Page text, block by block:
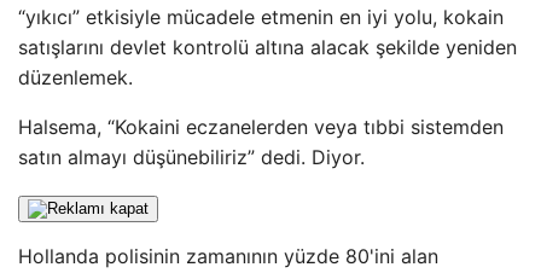
“yıkıcı” etkisiyle mücadele etmenin en iyi yolu, kokain
satışlarını devlet kontrolü altına alacak şekilde yeniden
düzenlemek.
Halsema, “Kokaini eczanelerden veya tıbbi sistemden
satın almayı düşünebiliriz” dedi. Diyor.
Hollanda polisinin zamanının yüzde 80'ini alan